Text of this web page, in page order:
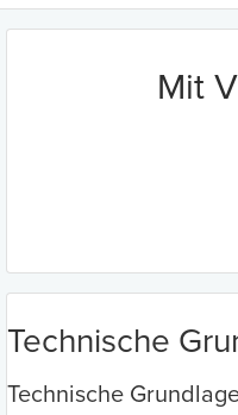
Mit
Technische
Technische